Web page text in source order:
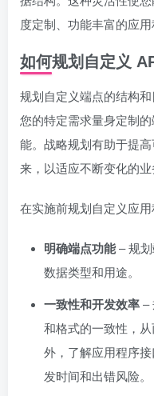
度定制、功能丰富的应用
如何规划自定义
规划自定义端点的结构
您的特定需求量身定制
能。战略规划有助于提
来，以适应不断变化的业
在实施前规划自定义应
明确端点功能– 规划
数据类型和用途。
一致性和开发效率 –
和格式的一致性，
外，了解应用程序
发时间和出错风险。